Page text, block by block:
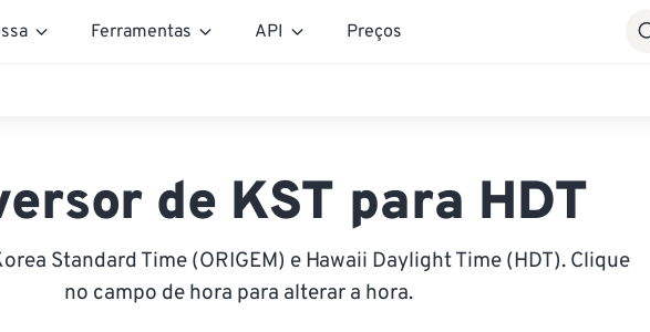
Ferramentas API Preços
de KST para HDT
Standard Time (ORIGEM) e Hawaii Daylight Time (HDT). Clique
no campo de hora para alterar a hora.